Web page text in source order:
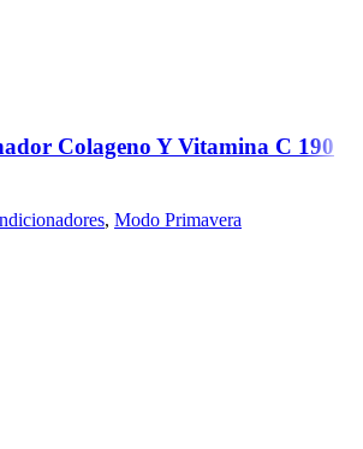
Colageno Y Vitamina C 190
, Modo Primavera